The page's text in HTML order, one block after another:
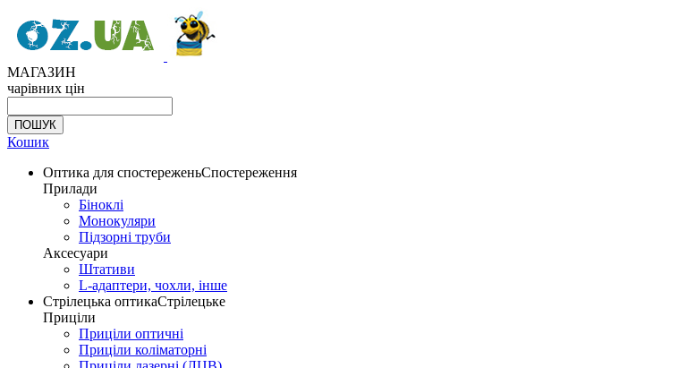
МАГАЗИН
чарівних цін
Кошик
Оптика для спостереженьСпостереження
Прилади
Біноклі
Монокуляри
Підзорні труби
Аксесуари
Штативи
L-адаптери, чохли, інше
Стрілецька оптикаСтрілецьке
Приціли
Приціли оптичні
Приціли коліматорні